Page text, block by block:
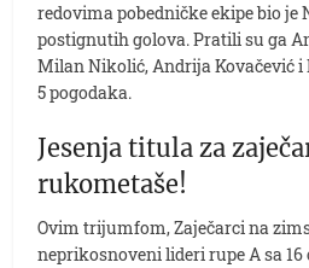
redovima pobedničke ekipe bio je
postignutih golova. Pratili su ga
Milan Nikolić, Andrija Kovačević i
5 pogodaka.
Jesenja titula za
rukometaše!
Ovim trijumfom, Zaječarci na
neprikosnoveni lideri rupe A sa